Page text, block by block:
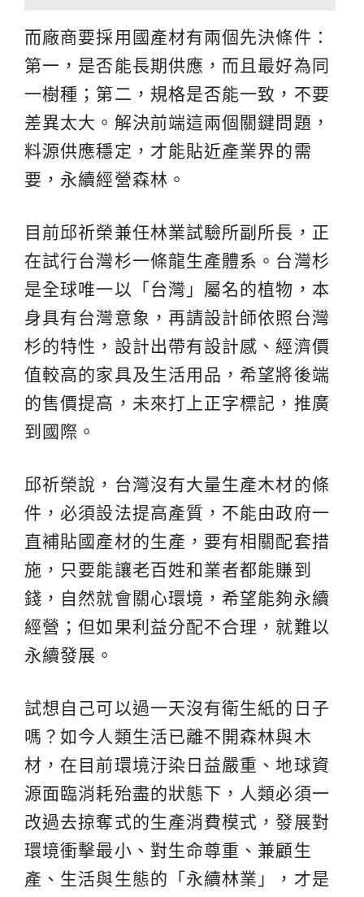
而廠商要採用國產材有兩個先決條件：
第一，是否能長期供應，而且最好為同
一樹種；第二，規格是否能一致，不要
差異太大。解決前端這兩個關鍵問題，
料源供應穩定，才能貼近產業界的需
要，永續經營森林。
目前邱祈榮兼任林業試驗所副所長，正
在試行台灣杉一條龍生產體系。台灣杉
是全球唯一以「台灣」屬名的植物，本
身具有台灣意象，再請設計師依照台灣
杉的特性，設計出帶有設計感、經濟價
值較高的家具及生活用品，希望將後端
的售價提高，未來打上正字標記，推廣
到國際。
邱祈榮說，台灣沒有大量生產木材的條
件，必須設法提高產質，不能由政府一
直補貼國產材的生產，要有相關配套措
施，只要能讓老百姓和業者都能賺到
錢，自然就會關心環境，希望能夠永續
經營；但如果利益分配不合理，就難以
永續發展。
試想自己可以過一天沒有衛生紙的日子
嗎？如今人類生活已離不開森林與木
材，在目前環境汙染日益嚴重、地球資
源面臨消耗殆盡的狀態下，人類必須一
改過去掠奪式的生產消費模式，發展對
環境衝擊最小、對生命尊重、兼顧生
產、生活與生態的「永續林業」，才是